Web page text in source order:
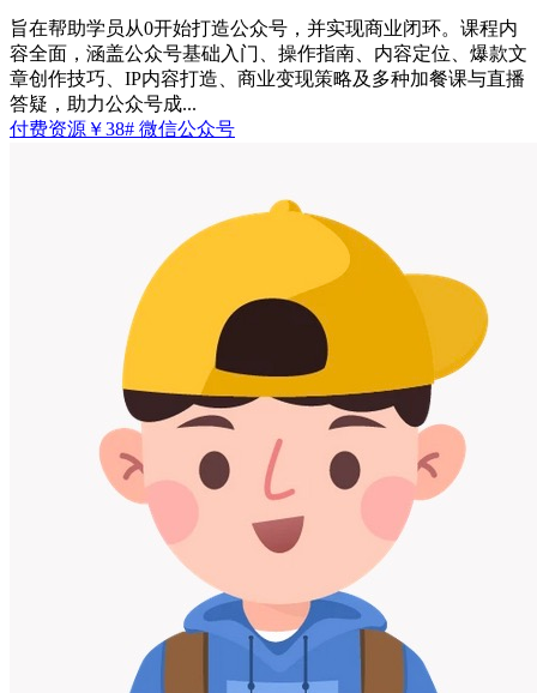
旨在帮助学员从0开始打造公众号，并实现商业闭环。课程内
容全面，涵盖公众号基础入门、操作指南、内容定位、爆款文
章创作技巧、IP内容打造、商业变现策略及多种加餐课与直播
答疑，助力公众号成...
付费资源 ￥38# 微信公众号